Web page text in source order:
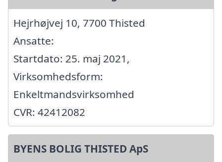
Hejrhøjvej 10, 7700 Thisted
Ansatte:
Startdato: 25. maj 2021,
Virksomhedsform:
Enkeltmandsvirksomhed
CVR: 42412082
BYENS BOLIG THISTED ApS